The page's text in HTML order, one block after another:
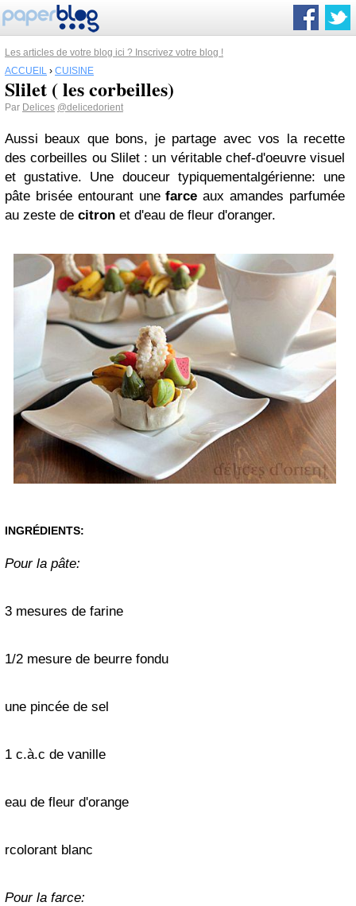
Les articles de votre blog ici ? Inscrivez votre blog !
ACCUEIL › CUISINE
Slilet ( les corbeilles)
Par Delices @delicedorient
Aussi beaux que bons, je partage avec vos la recette
des corbeilles ou Slilet: un véritable chef-d'oeuvre visuel
et gustative. Une douceur typiquementalgérienne: une
pâte brisée entourant unefarce aux amandes parfumée
au zeste de citron et d'eau de fleur d'oranger.
INGRÉDIENTS:
Pour la pâte:
3 mesures de farine
1/2 mesure de beurre fondu
une pincée de sel
1 c.à.c de vanille
eau de fleur d'orange
rcolorant blanc
Pour la farce: